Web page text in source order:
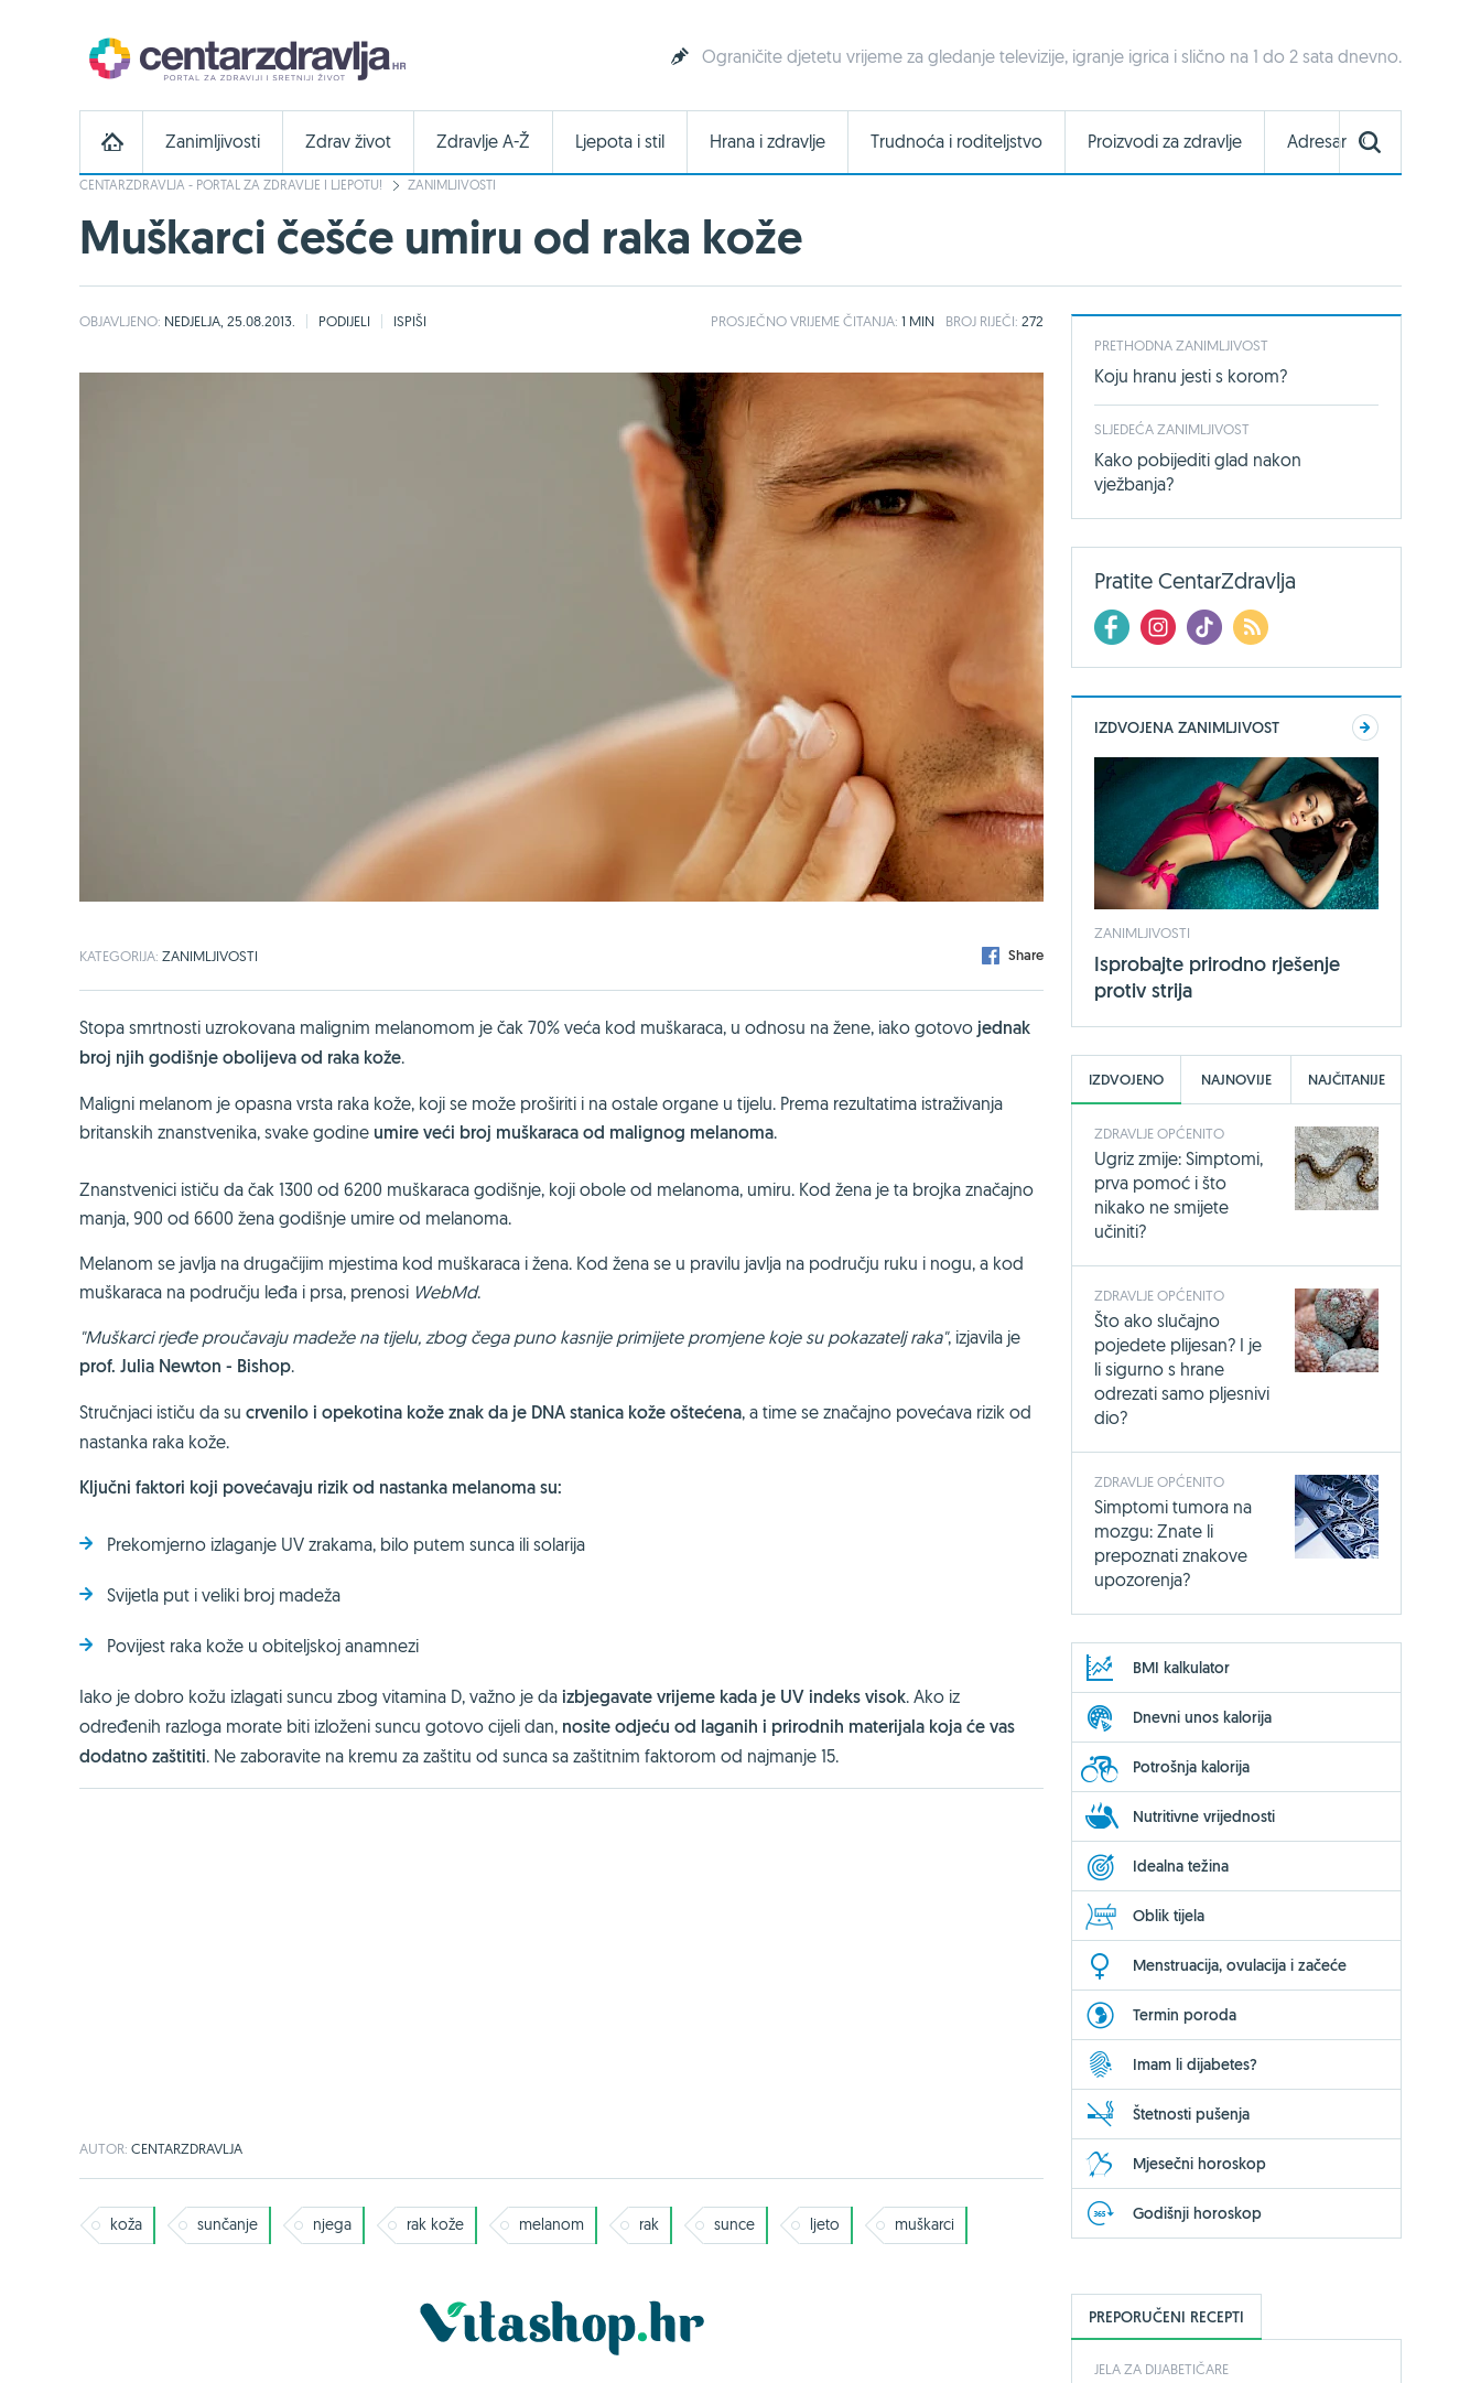
Ograničite djetetu vrijeme za gledanje televizije, igranje igrica i slično na 1 do 2 sata dnevno.
Zanimljivosti Zdrav život Zdravlje A-Ž Ljepota i stil Hrana i zdravlje Trudnoća i roditeljstvo Proizvodi za zdravlje Adresar
CENTARZDRAVLJA - PORTAL ZA ZDRAVLJE I LJEPOTU! ZANIMLJIVOSTI
Muškarci češće umiru od raka kože
OBJAVLJENO: NEDJELJA, 25.08.2013. PODIJELI ISPIŠI PROSJEČNOVRIJEME ČITANJA: 1 MIN BROJ RIJEČI: 272
KATEGORIJA: ZANIMLJIVOSTI Share
Stopa smrtnosti uzrokovana malignim melanomom je čak 70% veća kod muškaraca, u odnosu na žene, iako gotovo jednak
broj njih godišnje obolijeva od raka kože.
Maligni melanom je opasna vrsta raka kože, koji se može proširiti i na ostale organe u tijelu. Prema rezultatima istraživanja
britanskih znanstvenika, svake godine umire veći broj muškaraca od malignog melanoma.
Znanstvenici ističu da čak 1300 od 6200 muškaraca godišnje, koji obole od melanoma, umiru. Kod žena je ta brojka značajno
manja, 900 od 6600 žena godišnje umire od melanoma.
Melanom se javlja na drugačijim mjestima kod muškaraca i žena. Kod žena se u pravilu javlja na području ruku i nogu, a kod
muškaraca na području leđa i prsa, prenosi WebMd.
"Muškarci rjeđe proučavaju madeže na tijelu, zbog čega puno kasnije primijete promjene koje su pokazatelj raka", izjavila je
prof. Julia Newton - Bishop.
Stručnjaci ističu da su crvenilo i opekotina kože znak da je DNA stanica kože oštećena, a time se značajno povećava rizik od
nastanka raka kože.
Ključni faktori koji povećavaju rizik od nastanka melanoma su:
Prekomjerno izlaganje UV zrakama, bilo putem sunca ili solarija
Svijetla put i veliki broj madeža
Povijest raka kože u obiteljskoj anamnezi
Iako je dobro kožu izlagati suncu zbog vitamina D, važno je da izbjegavate vrijeme kada je UV indeks visok. Ako iz
određenih razloga morate biti izloženi suncu gotovo cijeli dan, nosite odjeću od laganih i prirodnih materijala koja će vas
dodatno zaštititi. Ne zaboravite na kremu za zaštitu od sunca sa zaštitnim faktorom od najmanje 15.
AUTOR: CENTARZDRAVLJA
koža sunčanje njega rak kože melanom rak sunce ljeto muškarci
PRETHODNA ZANIMLJIVOST
Koju hranu jesti s korom?
SLJEDEĆA ZANIMLJIVOST
Kako pobijediti glad nakon
vježbanja?
Pratite CentarZdravlja
IZDVOJENA ZANIMLJIVOST
ZANIMLJIVOSTI
Isprobajte prirodno rješenje
protiv strija
IZDVOJENO NAJNOVIJE NAJČITANIJE
ZDRAVLJE OPĆENITO
Ugriz zmije: Simptomi,
prva pomoć i što
nikako ne smijete
učiniti?
ZDRAVLJE OPĆENITO
Što ako slučajno
pojedete plijesan? I je
li sigurno s hrane
odrezati samo pljesnivi
dio?
ZDRAVLJE OPĆENITO
Simptomi tumora na
mozgu: Znate li
prepoznati znakove
upozorenja?
BMI kalkulator
Dnevni unos kalorija
Potrošnja kalorija
Nutritivne vrijednosti
Idealna težina
Oblik tijela
Menstruacija, ovulacija i začeće
Termin poroda
Imam li dijabetes?
Štetnosti pušenja
Mjesečni horoskop
Godišnji horoskop
PREPORUČENI RECEPTI
JELA ZA DIJABETIČARE